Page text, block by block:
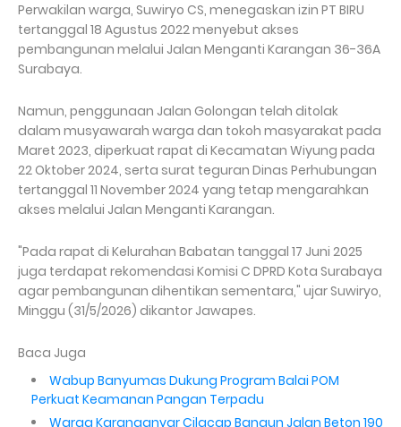
Perwakilan warga, Suwiryo CS, menegaskan izin PT BIRU
tertanggal 18 Agustus 2022 menyebut akses
pembangunan melalui Jalan Menganti Karangan 36-36A
Surabaya.
Namun, penggunaan Jalan Golongan telah ditolak
dalam musyawarah warga dan tokoh masyarakat pada
Maret 2023, diperkuat rapat di Kecamatan Wiyung pada
22 Oktober 2024, serta surat teguran Dinas Perhubungan
tertanggal 11 November 2024 yang tetap mengarahkan
akses melalui Jalan Menganti Karangan.
"Pada rapat di Kelurahan Babatan tanggal 17 Juni 2025
juga terdapat rekomendasi Komisi C DPRD Kota Surabaya
agar pembangunan dihentikan sementara," ujar Suwiryo,
Minggu (31/5/2026) dikantor Jawapes.
Baca Juga
Wabup Banyumas Dukung Program Balai POM
Perkuat Keamanan Pangan Terpadu
Warga Karanganyar Cilacap Bangun Jalan Beton 190